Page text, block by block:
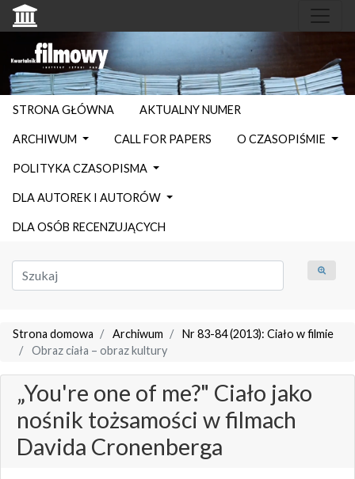
STRONA GŁÓWNA AKTUALNY NUMER
ARCHIWUM CALL FOR PAPERS O CZASOPIŚMIE
POLITYKA CZASOPISMA
DLA AUTOREK I AUTORÓW
DLA OSÓB RECENZUJĄCYCH
Strona domowa Archiwum
Nr 83-84 (2013): Ciało w filmie
Obraz ciała – obraz kultury
„You're one of me?" Ciało jako
nośnik tożsamości w filmach
Davida Cronenberga